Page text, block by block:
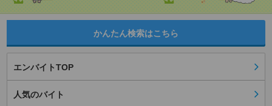
かんたん検索はこちら
エンバイトTOP
人気のバイト